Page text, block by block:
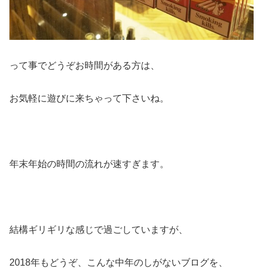
って事でどうぞお時間がある方は、
お気軽に遊びに来ちゃって下さいね。
年末年始の時間の流れが速すぎます。
結構ギリギリな感じで過ごしていますが、
2018年もどうぞ、こんな中年のしがないブログを、